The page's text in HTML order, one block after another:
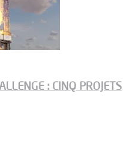
: CINQ PROJETS